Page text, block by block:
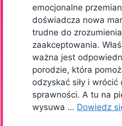
emocjonalne
doświadcza nowa
trudne do
zaakceptowania.
ważna jest
porodzie, która
odzyskać siły i wrócić
sprawności. A tu na
wysuwa … Dowiedz